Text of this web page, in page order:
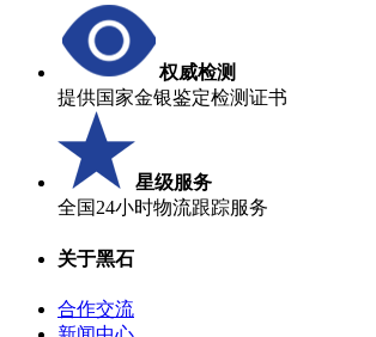
权威检测
提供国家金银鉴定检测证书
星级服务
全国24小时物流跟踪服务
关于黑石
合作交流